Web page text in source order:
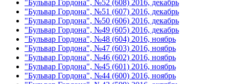
"Бульвар Гордона", №52 (608) 2016, декабрь
"Бульвар Гордона", №51 (607) 2016, декабрь
"Бульвар Гордона", №50 (606) 2016, декабрь
"Бульвар Гордона", №49 (605) 2016, декабрь
"Бульвар Гордона", №48 (604) 2016, ноябрь
"Бульвар Гордона", №47 (603) 2016, ноябрь
"Бульвар Гордона", №46 (602) 2016, ноябрь
"Бульвар Гордона", №45 (601) 2016, ноябрь
"Бульвар Гордона", №44 (600) 2016, ноябрь